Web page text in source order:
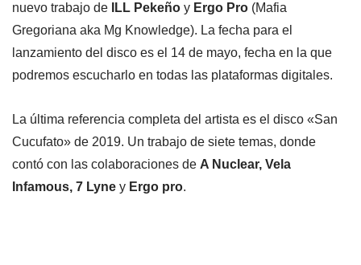
nuevo trabajo de
ILL Pekeño y Ergo Pro (Mafia
Gregoriana aka Mg Knowledge). La fecha para el
lanzamiento del disco es el 14 de mayo, fecha en la que
podremos escucharlo en todas las plataformas digitales.
La última referencia completa del artista es el disco «San
Cucufato» de 2019. Un trabajo de siete temas, donde
contó con las colaboraciones de A Nuclear, Vela
Infamous, 7 Lyne y Ergo pro.